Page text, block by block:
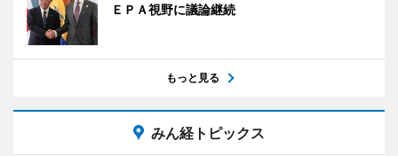
ＥＰＡ視野に議論継続
もっと見る
みん経トピックス